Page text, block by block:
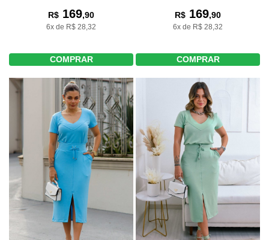
R$ 169,90
6x de R$ 28,32
COMPRAR
R$ 169,90
6x de R$ 28,32
COMPRAR